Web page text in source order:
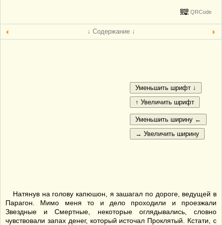
QRCode
↓ Содержание ↓
Натянув на голову капюшон, я зашагал по дороге, ведущей в
Парагон. Мимо меня то и дело проходили и проезжали
Звездные и Смертные, некоторые оглядывались, словно
чувствовали запах денег, который источал Проклятый. Кстати, с